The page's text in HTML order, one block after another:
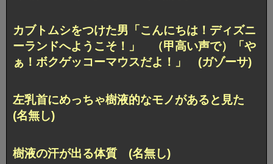
カブトムシをつけた男「こんにちは！ディズニ
ーランドへようこそ！」 （甲高い声で）「や
ぁ！ボクゲッコーマウスだよ！」 (ガゾーサ)
左乳首にめっちゃ樹液的なモノがあると見た
(名無し)
樹液の汗が出る体質 (名無し)